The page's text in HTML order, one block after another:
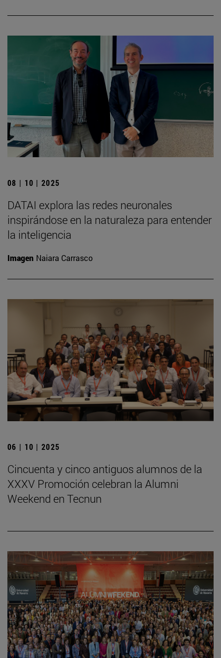
08 | 10 | 2025
DATAI explora las redes neuronales
inspirándose en la naturaleza para entender
la inteligencia
Imagen Naiara Carrasco
06 | 10 | 2025
Cincuenta y cinco antiguos alumnos de la
XXXV Promoción celebran la Alumni
Weekend en Tecnun